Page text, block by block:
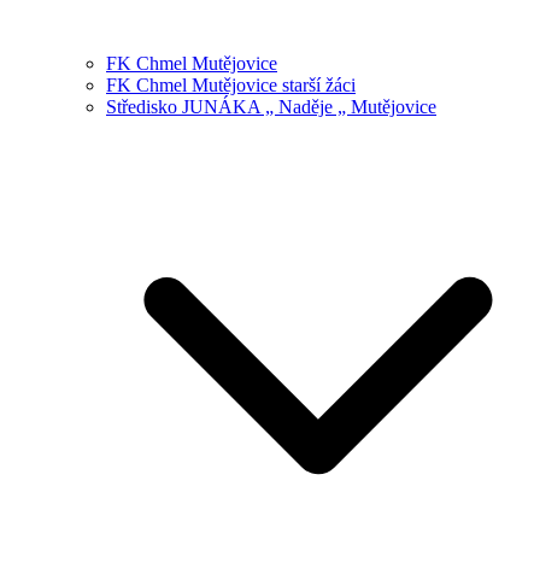
FK Chmel Mutějovice
FK Chmel Mutějovice starší žáci
Středisko JUNÁKA „ Naděje „ Mutějovice